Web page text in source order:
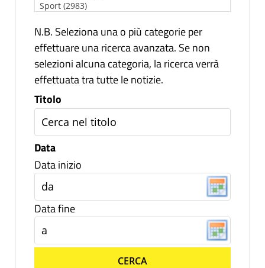
N.B. Seleziona una o più categorie per
effettuare una ricerca avanzata. Se non
selezioni alcuna categoria, la ricerca verrà
effettuata tra tutte le notizie.
Titolo
Data
Data inizio
Data fine
CERCA